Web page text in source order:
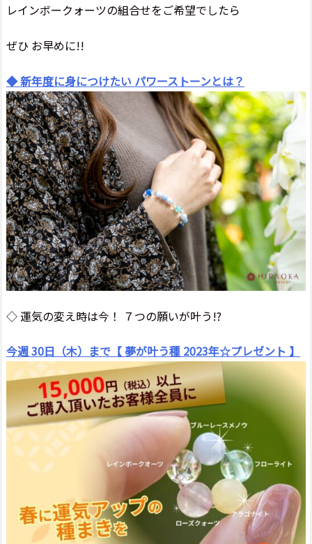
レインボークォーツの組合せをご希望でしたら
ぜひ お早めに!!
◆ 新年度に身につけたい パワーストーンとは？
◇ 運気の変え時は今！ ７つの願いが叶う!?
今週 30日（木）まで【 夢が叶う種 2023年☆プレゼント 】